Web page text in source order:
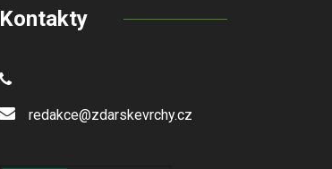
Kontakty
redakce@zdarskevrchy.cz